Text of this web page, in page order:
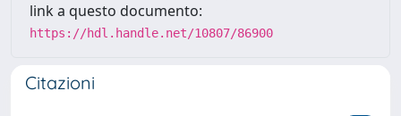
link a questo documento:
https://hdl.handle.net/10807/86900
Citazioni